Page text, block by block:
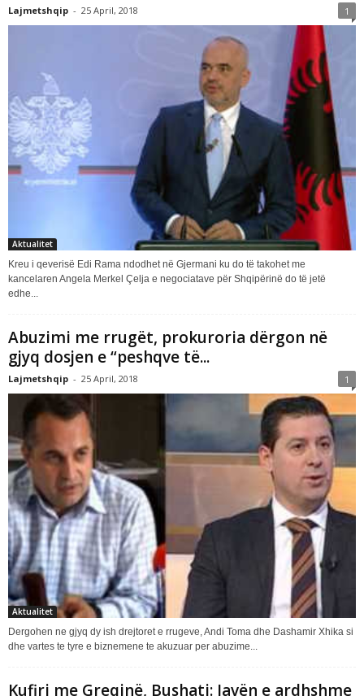
Lajmetshqip - 25 April, 2018 1
Aktualitet
Kreu i qeverisë Edi Rama ndodhet në Gjermani ku do të takohet me
kancelaren Angela Merkel Çelja e negociatave për Shqipërinë do të jetë
edhe...
Abuzimi me rrugët, prokuroria dërgon në
gjyq dosjen e “peshqve të...
Lajmetshqip - 25 April, 2018 1
Aktualitet
Dergohen ne gjyq dy ish drejtoret e rrugeve, Andi Toma dhe Dashamir Xhika si
dhe vartes te tyre e biznemene te akuzuar per abuzime...
Kufiri me Greqinë, Bushati: Javën e ardhshme